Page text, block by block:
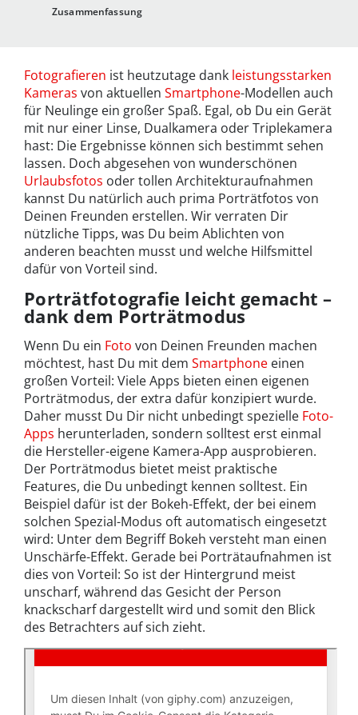
Zusammenfassung
Fotografieren ist heutzutage dank leistungsstarken
Kameras von aktuellen Smartphone-Modellen auch
für Neulinge ein großer Spaß. Egal, ob Du ein Gerät
mit nur einer Linse, Dualkamera oder Triplekamera
hast: Die Ergebnisse können sich bestimmt sehen
lassen. Doch abgesehen von wunderschönen
Urlaubsfotos oder tollen Architekturaufnahmen
kannst Du natürlich auch prima Porträtfotos von
Deinen Freunden erstellen. Wir verraten Dir
nützliche Tipps, was Du beim Ablichten von
anderen beachten musst und welche Hilfsmittel
dafür von Vorteil sind.
Porträtfotografie leicht gemacht –
dank dem Porträtmodus
Wenn Du ein Foto von Deinen Freunden machen
möchtest, hast Du mit dem Smartphone einen
großen Vorteil: Viele Apps bieten einen eigenen
Porträtmodus, der extra dafür konzipiert wurde.
Daher musst Du Dir nicht unbedingt spezielle Foto-
Apps herunterladen, sondern solltest erst einmal
die Hersteller-eigene Kamera-App ausprobieren.
Der Porträtmodus bietet meist praktische
Features, die Du unbedingt kennen solltest. Ein
Beispiel dafür ist der Bokeh-Effekt, der bei einem
solchen Spezial-Modus oft automatisch eingesetzt
wird: Unter dem Begriff Bokeh versteht man einen
Unschärfe-Effekt. Gerade bei Porträtaufnahmen ist
dies von Vorteil: So ist der Hintergrund meist
unscharf, während das Gesicht der Person
knackscharf dargestellt wird und somit den Blick
des Betrachters auf sich zieht.